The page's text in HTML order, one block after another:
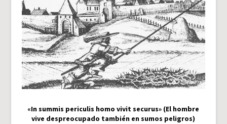
«In summis periculis homo vivit securus» (El hombre
vive despreocupado también en sumos peligros)